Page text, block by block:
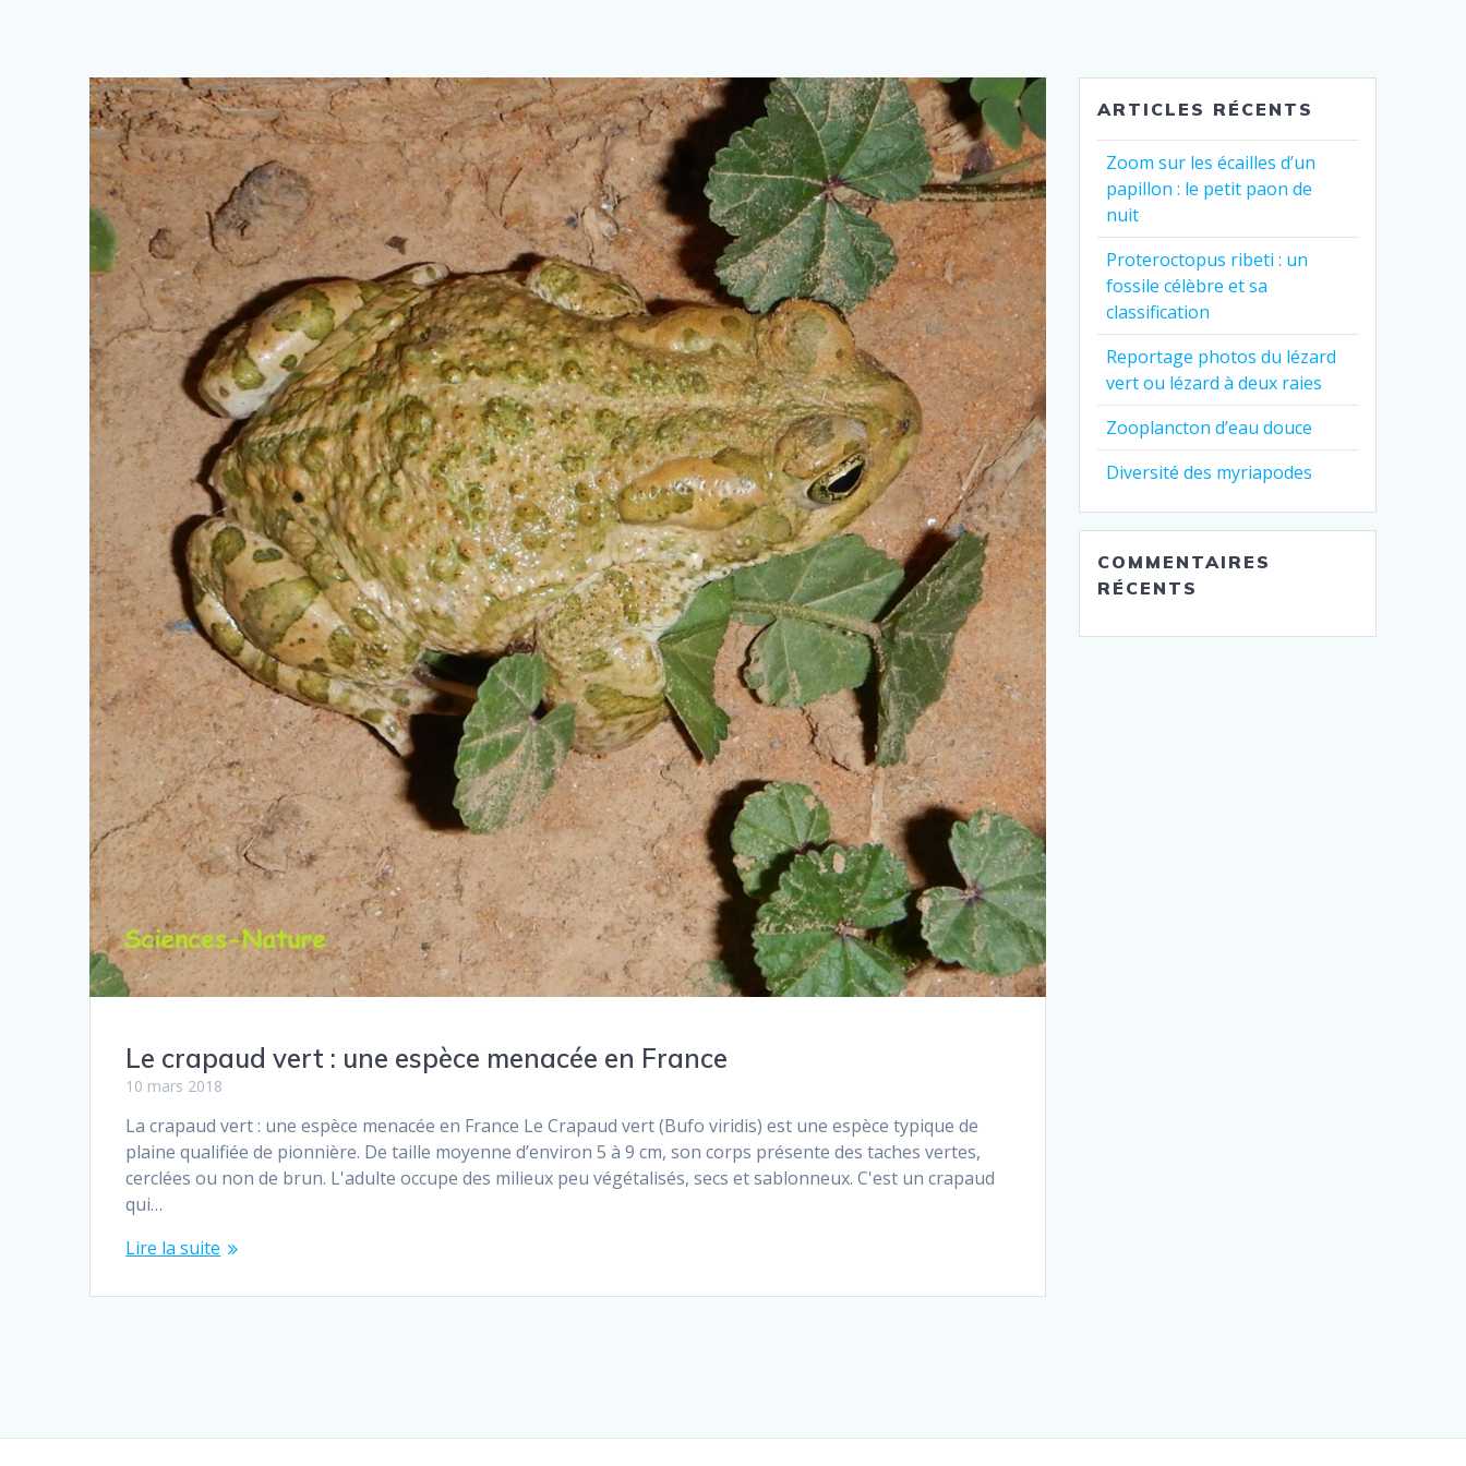
Le crapaud vert : une espèce menacée en France
10 mars 2018
La crapaud vert : une espèce menacée en France Le Crapaud vert (Bufo viridis) est une espèce typique de
plaine qualifiée de pionnière. De taille moyenne d’environ 5 à 9 cm, son corps présente des taches vertes,
cerclées ou non de brun. L'adulte occupe des milieux peu végétalisés, secs et sablonneux. C'est un crapaud
qui…
Lire la suite
ARTICLES RÉCENTS
Zoom sur les écailles d’un
papillon : le petit paon de
nuit
Proteroctopus ribeti : un
fossile célèbre et sa
classification
Reportage photos du lézard
vert ou lézard à deux raies
Zooplancton d’eau douce
Diversité des myriapodes
COMMENTAIRES
RÉCENTS